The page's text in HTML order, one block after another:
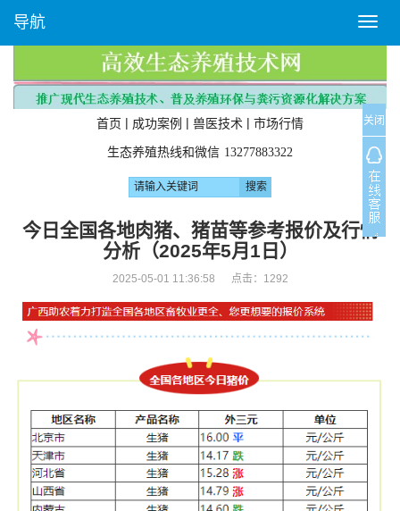
T
o
g
l
e
n
a
v
i
g
a
o
n
导航
首页 | 成功案例 | 兽医技术 | 市场行情
生态养殖热线和微信 13277883322
今日全国各地肉猪、猪苗等参考报价及行情
分析（2025年5月1日）
2025-05-01 11:36:58 点击： 1292
关闭